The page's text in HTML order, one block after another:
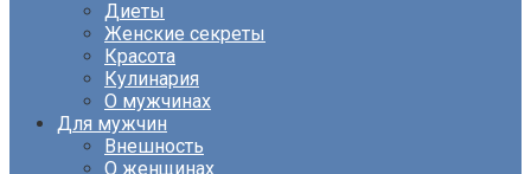
Диеты
Женские секреты
Красота
Кулинария
О мужчинах
Для мужчин
Внешность
О женщинах